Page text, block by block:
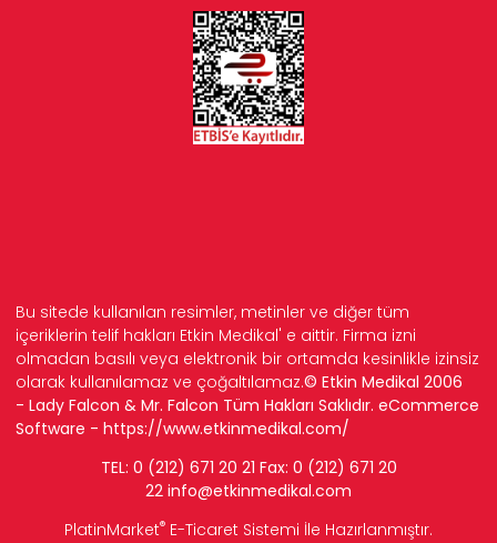
Bu sitede kullanılan resimler, metinler ve diğer tüm
içeriklerin telif hakları Etkin Medikal' e aittir. Firma izni
olmadan basılı veya elektronik bir ortamda kesinlikle izinsiz
olarak kullanılamaz ve çoğaltılamaz.© Etkin Medikal 2006
- Lady Falcon & Mr. Falcon Tüm Hakları Saklıdır. eCommerce
Software - https://www.etkinmedikal.com/
TEL: 0 (212) 671 20 21 Fax: 0 (212) 671 20
22 info@etkinmedikal.com
PlatinMarket® E-Ticaret Sistemi İle Hazırlanmıştır.